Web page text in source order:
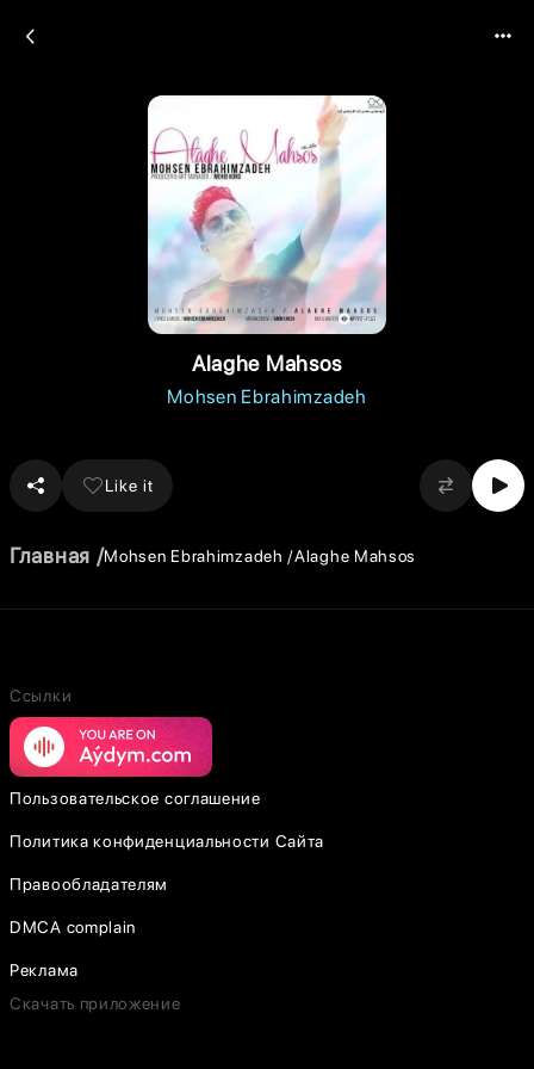
Alaghe Mahsos
Mohsen Ebrahimzadeh
Like it
Главная Mohsen Ebrahimzadeh Alaghe Mahsos
Ссылки
Пользовательское соглашение
Политика конфиденциальности Сайта
Правообладателям
DMCA complain
Реклама
Скачать приложение